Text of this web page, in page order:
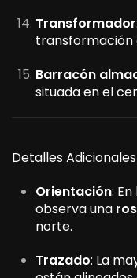
Transformador
transformación
Barracón
situada en el
Detalles Adicionales
Orientación:
observa una
norte.
Trazado: La